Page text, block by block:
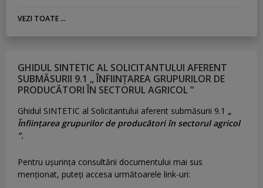
VEZI TOATE ...
GHIDUL SINTETIC AL SOLICITANTULUI AFERENT
SUBMĂSURII 9.1 „ ÎNFIINȚAREA GRUPURILOR DE
PRODUCĂTORI ÎN SECTORUL AGRICOL ”
Ghidul SINTETIC al Solicitantului aferent submăsurii 9.1 „
Înființarea grupurilor de producători în sectorul agricol
”.
Pentru uşurinţa consultării documentului mai sus
menţionat, puteţi accesa următoarele link-uri: